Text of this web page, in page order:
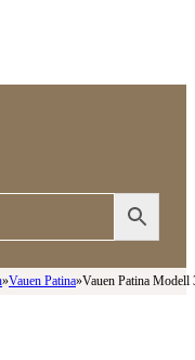
»Vauen Patina»Vauen Patina Modell